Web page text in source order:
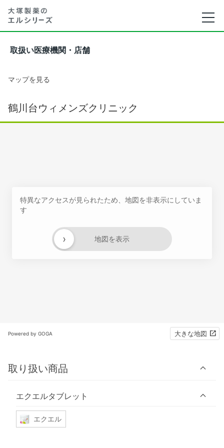
取扱い医療機関・店舗
マップを見る
鶴川台ウィメンズクリニック
特異なアクセスが見られたため、地図を非表示にしていま
す
地図を表示
›
Powered by GOGA 大きな地図
取り扱い商品
エクエルタブレット
エクエル